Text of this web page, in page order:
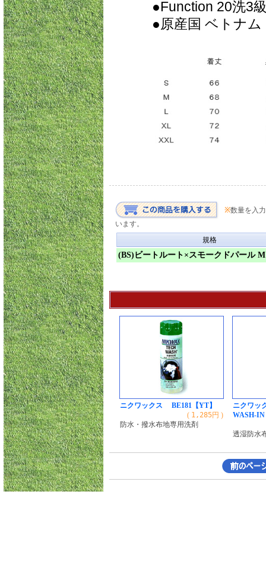
●Function 20洗3
●原産国 ベトナム
※数量を入
います。
規格
(BS)ビートルート×スモークドパール M
ニクワックス BE181【YT】
( 1,285円 )
防水・撥水布地専用洗剤
ニクワッ
WASH-IN
透湿防水